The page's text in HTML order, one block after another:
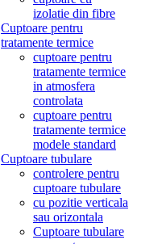
izolatie din fibre
Cuptoare pentru
tratamente termice
cuptoare pentru
tratamente termice
in atmosfera
controlata
cuptoare pentru
tratamente termice
modele standard
Cuptoare tubulare
controlere pentru
cuptoare tubulare
cu pozitie verticala
sau orizontala
Cuptoare tubulare